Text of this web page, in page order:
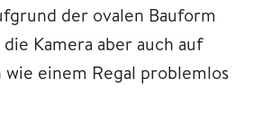
der ovalen Bauform
Kamera aber auch auf
einem Regal problemlos